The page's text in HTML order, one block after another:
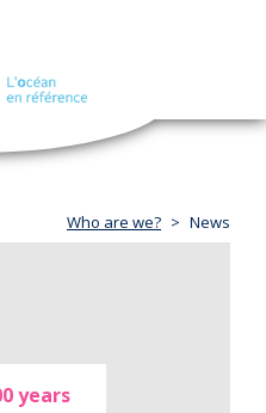
navigation
Who are we? News
years